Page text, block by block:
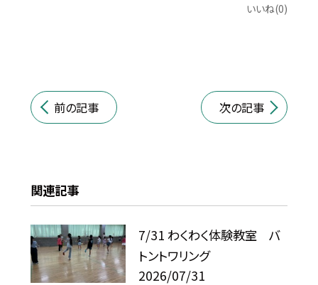
いいね(0)
前の記事 次の記事
関連記事
7/31 わくわく体験教室 バ
トントワリング
2026/07/31